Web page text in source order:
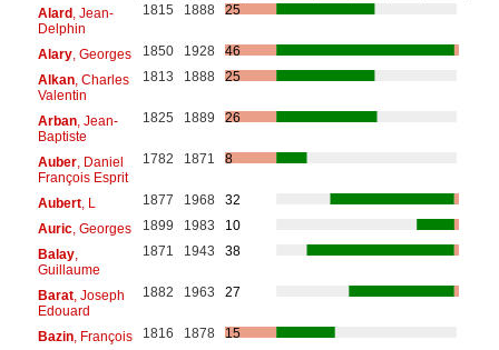
Alard , Jean-
Delphin
1815 1888 25
Alary, Georges 1850 1928
46
Alkan, Charles
Valentin
1813 1888 25
Arban, Jean-
Baptiste
1825 1889 26
Auber, Daniel
François Esprit
1782 1871 8
Aubert, L 1877 1968
32
Auric, Georges 1899 1983
10
Balay,
Guillaume
1871 1943 38
Barat, Joseph
Edouard
1882 1963 27
Bazin, François 1816 1878
15